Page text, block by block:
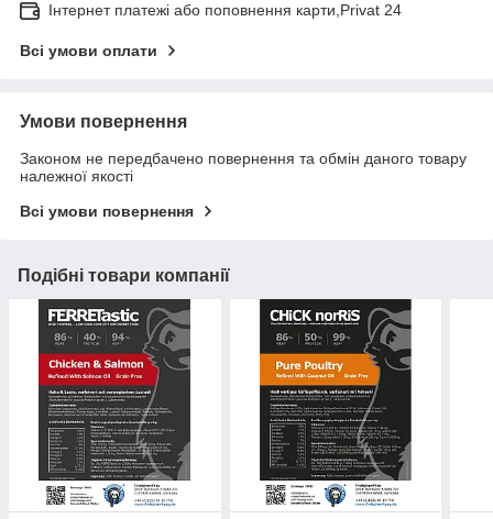
Інтернет платежі або поповнення карти,Privat 24
Всі умови оплати
Умови повернення
Законом не передбачено повернення та обмін даного товару
належної якості
Всі умови повернення
Подібні товари компанії